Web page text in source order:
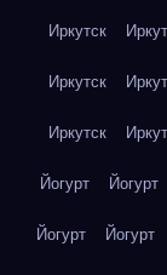
Иркутск
Иркутск
Иркутск
Йогурт Йогурт
Йогурт Йогурт